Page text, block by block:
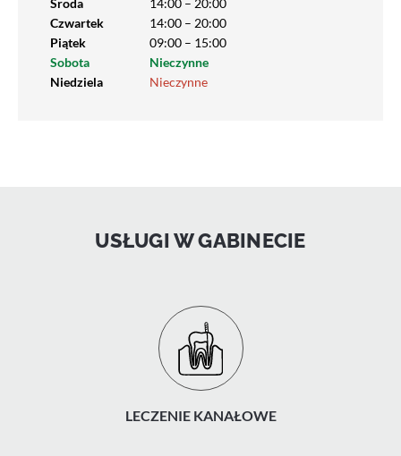
Środa
14:00 – 20:00
Czwartek
14:00 – 20:00
Piątek
09:00 – 15:00
Sobota
Nieczynne
Niedziela
Nieczynne
USŁUGI W GABINECIE
LECZENIE KANAŁOWE